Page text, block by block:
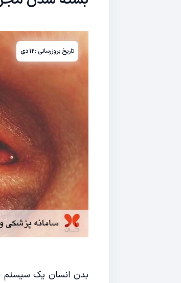
تاریخ بروزرسانی :۱۲ دی
بدن انسان یک سیستم